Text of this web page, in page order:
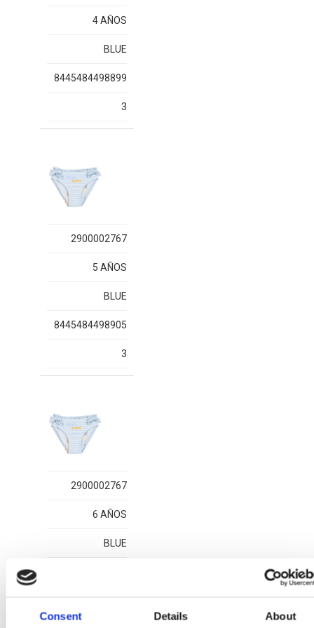
Consent Details About
4 AÑOS
BLUE
8445484498899
3
2900002767
5 AÑOS
BLUE
8445484498905
3
2900002767
6 AÑOS
BLUE